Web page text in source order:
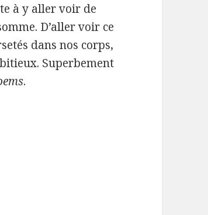
à y aller voir de
D’aller voir ce
dans nos corps,
Superbement
.